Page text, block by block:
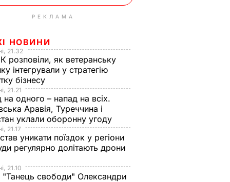
РЕКЛАМА
НОВИНИ
21.32
розповіли, як ветеранську
інтегрували у стратегію
бізнесу
21.21
на одного – напад на всіх.
Аравія, Туреччина і
уклали оборонну угоду
21.17
уникати поїздок у регіони
регулярно долітають дрони
21.10
"Танець свободи" Олександри